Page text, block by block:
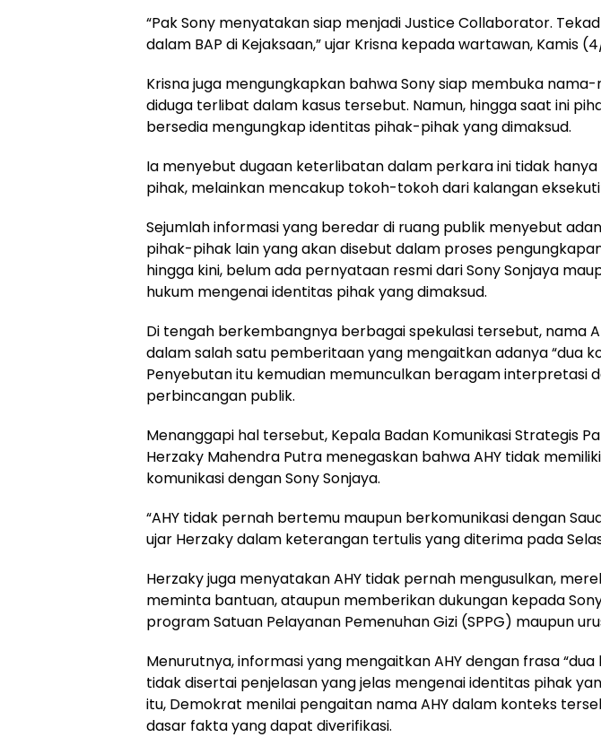
“Pak Sony menyatakan siap menjadi Justice Collaborator.
dalam BAP di Kejaksaan,” ujar Krisna kepada wartawan, Kamis
Krisna juga mengungkapkan bahwa Sony siap membuka
diduga terlibat dalam kasus tersebut. Namun, hingga saat ini
bersedia mengungkap identitas pihak-pihak yang dimaksud.
Ia menyebut dugaan keterlibatan dalam perkara ini tidak
pihak, melainkan mencakup tokoh-tokoh dari kalangan
Sejumlah informasi yang beredar di ruang publik menyebut
pihak-pihak lain yang akan disebut dalam proses
hingga kini, belum ada pernyataan resmi dari Sony Sonjaya
hukum mengenai identitas pihak yang dimaksud.
Di tengah berkembangnya berbagai spekulasi tersebut, nama
dalam salah satu pemberitaan yang mengaitkan adanya “dua
Penyebutan itu kemudian memunculkan beragam interpretasi
perbincangan publik.
Menanggapi hal tersebut, Kepala Badan Komunikasi Strategis
Herzaky Mahendra Putra menegaskan bahwa AHY tidak
komunikasi dengan Sony Sonjaya.
“AHY tidak pernah bertemu maupun berkomunikasi dengan
ujar Herzaky dalam keterangan tertulis yang diterima pada
Herzaky juga menyatakan AHY tidak pernah mengusulkan,
meminta bantuan, ataupun memberikan dukungan kepada
program Satuan Pelayanan Pemenuhan Gizi (SPPG) maupun
Menurutnya, informasi yang mengaitkan AHY dengan frasa “dua
tidak disertai penjelasan yang jelas mengenai identitas pihak
itu, Demokrat menilai pengaitan nama AHY dalam konteks
dasar fakta yang dapat diverifikasi.